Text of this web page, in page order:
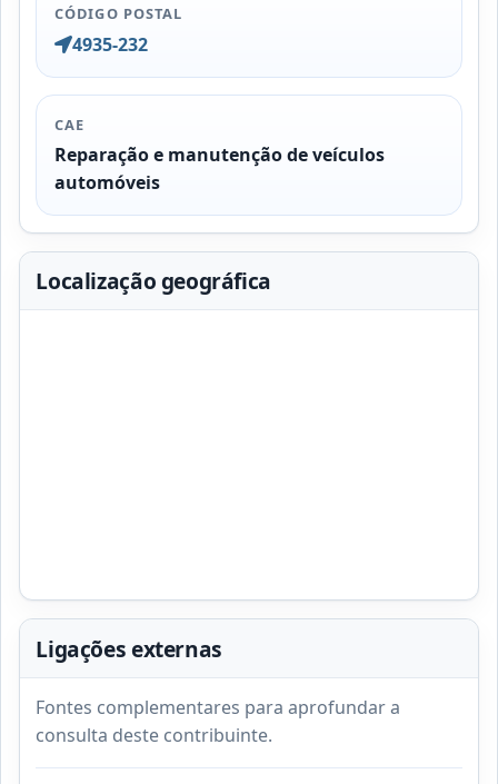
CÓDIGO POSTAL
4935-232
CAE
Reparação e manutenção de veículos
automóveis
Localização geográfica
Ligações externas
Fontes complementares para aprofundar a
consulta deste contribuinte.